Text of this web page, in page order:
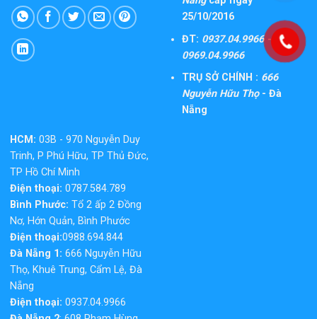
25/10/2016
ĐT: 0937.04.9966 -
0969.04.9966
TRỤ SỞ CHÍNH : 666
Nguyễn Hữu Thọ- Đà
Nẵng
HCM: 03B - 970 Nguyễn Duy
Trinh, P Phú Hữu, TP Thủ Đức,
TP Hồ Chí Minh
Điện thoại: 0787.584.789
Bình Phước: Tổ 2 ấp 2 Đồng
Nơ, Hớn Quản, Bình Phước
Điện thoại:0988.694.844
Đà Nẵng 1: 666 Nguyễn Hữu
Thọ, Khuê Trung, Cẩm Lệ, Đà
Nẵng
Điện thoại: 0937.04.9966